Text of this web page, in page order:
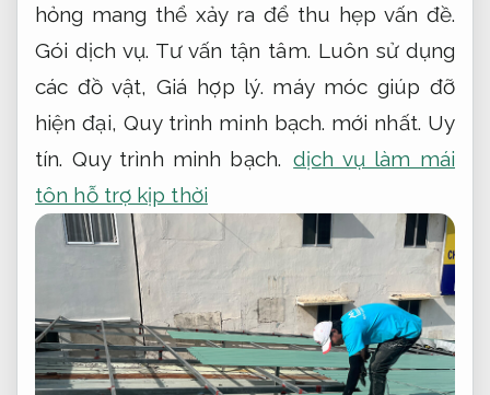
hỏng mang thể xảy ra để thu hẹp vấn đề.
Gói dịch vụ. Tư vấn tận tâm. Luôn sử dụng
các đồ vật,Giá hợp lý. máy móc giúp đỡ
hiện đại, Quy trình minh bạch. mới nhất. Uy
tín. Quy trình minh bạch. dịch vụ làm mái
tôn hỗ trợ kịp thời